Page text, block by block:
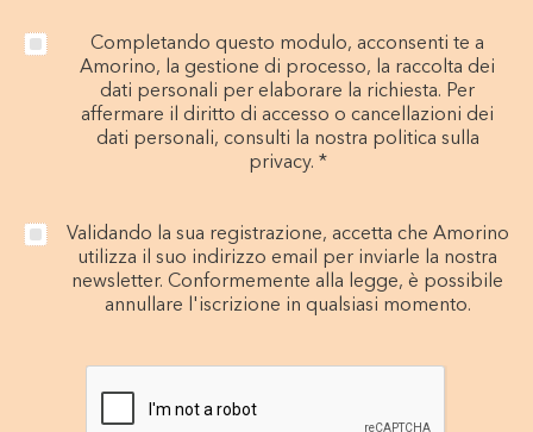
Completando questo modulo, acconsenti te a
Amorino, la gestione di processo, la raccolta dei
dati personali per elaborare la richiesta. Per
affermare il diritto di accesso o cancellazioni dei
dati personali, consulti la nostra politica sulla
privacy. *
Validando la sua registrazione, accetta che Amorino
utilizza il suo indirizzo email per inviarle la nostra
newsletter. Conformemente alla legge, è possibile
annullare l'iscrizione in qualsiasi momento.